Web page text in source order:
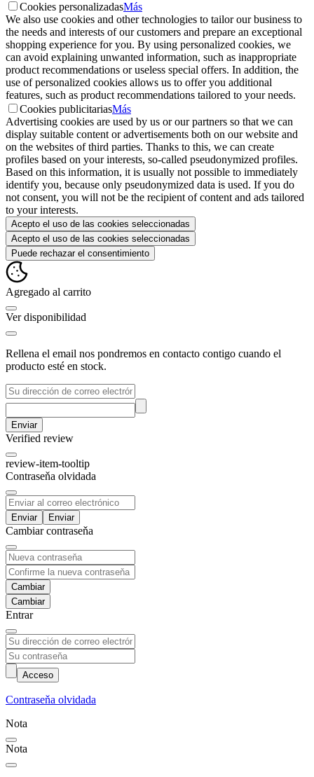
Cookies personalizadasMás
We also use cookies and other technologies to tailor our business to
the needs and interests of our customers and prepare an exceptional
shopping experience for you. By using personalized cookies, we
can avoid explaining unwanted information, such as inappropriate
product recommendations or useless special offers. In addition, the
use of personalized cookies allows us to offer you additional
features, such as product recommendations tailored to your needs.
Cookies publicitariasMás
Advertising cookies are used by us or our partners so that we can
display suitable content or advertisements both on our website and
on the websites of third parties. Thanks to this, we can create
profiles based on your interests, so-called pseudonymized profiles.
Based on this information, it is usually not possible to immediately
identify you, because only pseudonymized data is used. If you do
not consent, you will not be the recipient of content and ads tailored
to your interests.
Acepto el uso de las cookies seleccionadas
Acepto el uso de las cookies seleccionadas
Puede rechazar el consentimiento
Agregado al carrito
Ver disponibilidad
Rellena el email nos pondremos en contacto contigo cuando el
producto esté en stock.
Enviar
Verified review
review-item-tooltip
Contraseňa olvidada
Enviar
Cambiar contraseňa
Cambiar
Entrar
Acceso
Contraseňa olvidada
Nota
Nota